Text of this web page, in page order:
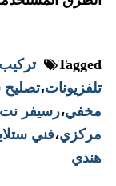
Tagged
تلفزيونات،تصليح
مخفي،رسيفر نت
مركزي،فني
هندي